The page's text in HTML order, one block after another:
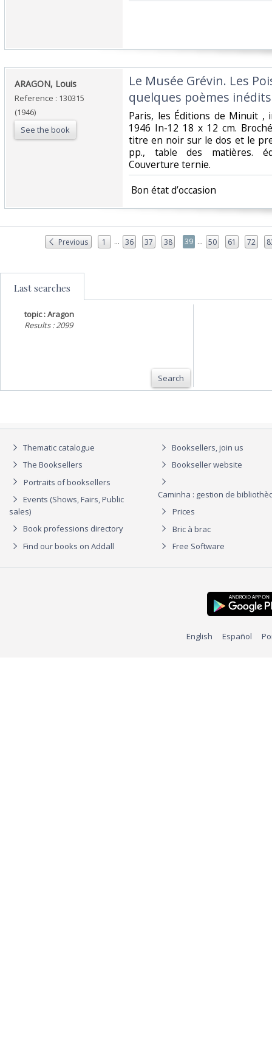
‎ARAGON, Louis‎
Reference : 130315
(1946)
See the book
‎Le Musée Grévin. Les
quelques poèmes inédits‎
‎Paris, les Éditions de Minuit ,
1946 In-12 18 x 12 cm.
titre en noir sur le dos et le
pp., table des matières.
Couverture ternie.‎
‎ Bon état d’occasion ‎
Previous 1 ... 36 37 38 39 ... 50 61 72
Last searches
topic : Aragon
Results : 2099
Search
Thematic catalogue
The Booksellers
Portraits of booksellers
Events (Shows, Fairs, Public
sales)
Book professions directory
Find our books on Addall
Booksellers, join us
Bookseller website
Caminha : gestion de
Prices
Bric à brac
Free Software
English Español